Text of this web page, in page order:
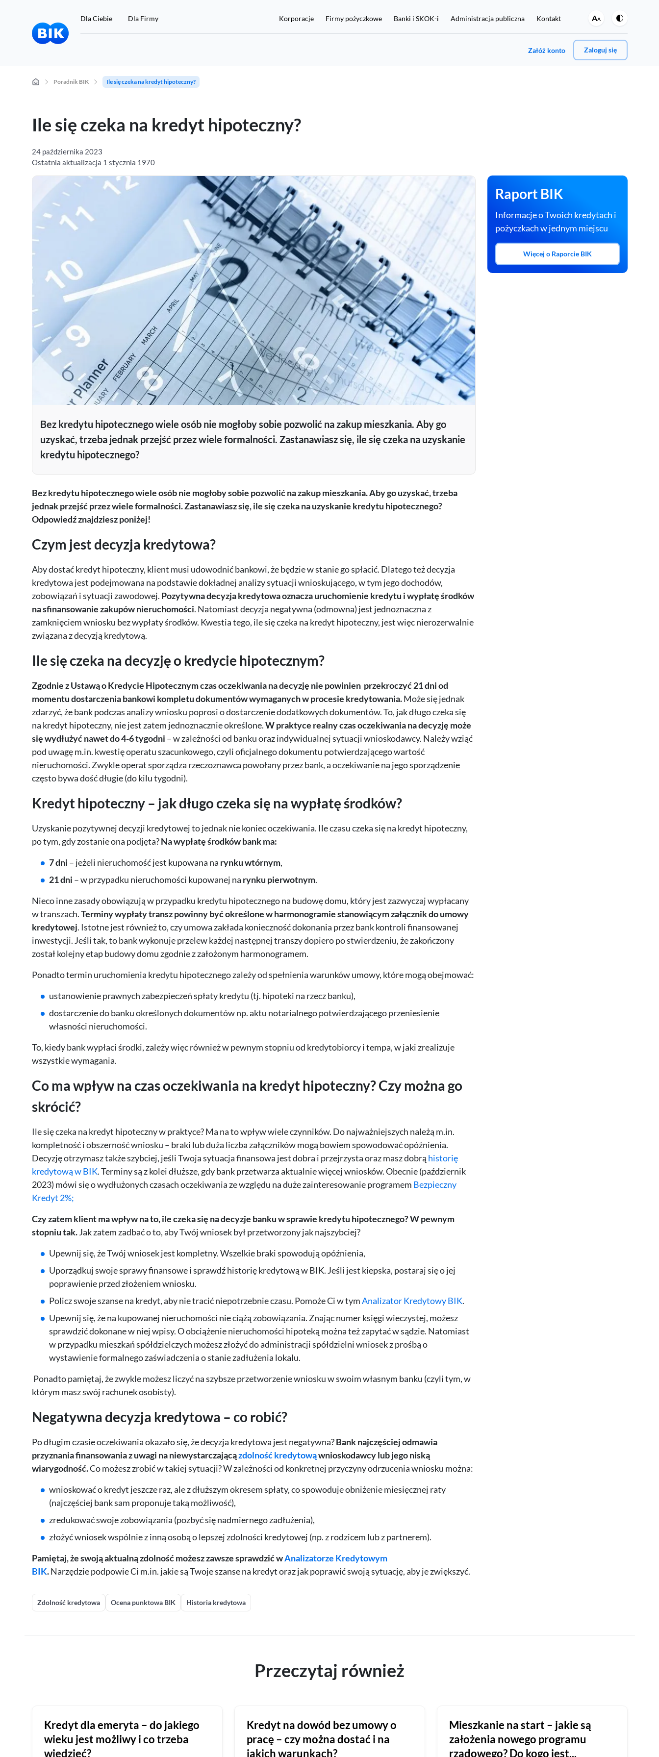
Dla Ciebie Dla Firmy Korporacje Firmy pożyczkowe Banki i SKOK-i Administracja publiczna Kontakt AA
Załóż konto Zaloguj się
Jeśli nie masz konta w BIK, a chcesz sprawdzić swoje dane w
Jeśli nie masz konta w BIK, a chcesz chronić się przed
Przygotuj aplikację mObywatel lub dane z dokumentu tożsamości, w tym numer PESEL.
Poradnik BIK Ile się czeka na kredyt hipoteczny?
Ile się czeka na kredyt hipoteczny?
24 października 2023
Ostatnia aktualizacja 1 stycznia 1970
Bez kredytu hipotecznego wiele osób nie mogłoby sobie pozwolić na zakup mieszkania. Aby go
uzyskać, trzeba jednak przejść przez wiele formalności. Zastanawiasz się, ile się czeka na uzyskanie
kredytu hipotecznego?
Bez kredytu hipotecznego wiele osób nie mogłoby sobie pozwolić na zakup mieszkania. Aby go uzyskać, trzeba
jednak przejść przez wiele formalności. Zastanawiasz się, ile się czeka na uzyskanie kredytu hipotecznego?
Odpowiedź znajdziesz poniżej!
Czym jest decyzja kredytowa?
Aby dostać kredyt hipoteczny, klient musi udowodnić bankowi, że będzie w stanie go spłacić. Dlatego też decyzja
kredytowa jest podejmowana na podstawie dokładnej analizy sytuacji wnioskującego, w tym jego dochodów,
zobowiązań i sytuacji zawodowej. Pozytywna decyzja kredytowa oznacza uruchomienie kredytu i wypłatę środków
na sfinansowanie zakupów nieruchomości. Natomiast decyzja negatywna (odmowna) jest jednoznaczna z
zamknięciem wniosku bez wypłaty środków. Kwestia tego, ile się czeka na kredyt hipoteczny, jest więc nierozerwalnie
związana z decyzją kredytową.
Ile się czeka na decyzję o kredycie hipotecznym?
Zgodnie z Ustawą o Kredycie Hipotecznym czas oczekiwania na decyzję nie powinien przekroczyć 21 dni od
momentu dostarczenia bankowi kompletu dokumentów wymaganych w procesie kredytowania.Może się jednak
zdarzyć, że bank podczas analizy wniosku poprosi o dostarczenie dodatkowych dokumentów. To, jak długo czeka się
na kredyt hipoteczny, nie jest zatem jednoznacznie określone.W praktyce realny czas oczekiwania na decyzję może
się wydłużyć nawet do 4-6 tygodni – w zależności od banku oraz indywidualnej sytuacji wnioskodawcy. Należy wziąć
pod uwagę m.in. kwestię operatu szacunkowego, czyli oficjalnego dokumentu potwierdzającego wartość
nieruchomości. Zwykle operat sporządza rzeczoznawca powołany przez bank, a oczekiwanie na jego sporządzenie
często bywa dość długie (do kilu tygodni).
Kredyt hipoteczny – jak długo czeka się na wypłatę środków?
Uzyskanie pozytywnej decyzji kredytowej to jednak nie koniec oczekiwania. Ile czasu czeka się na kredyt hipoteczny,
po tym, gdy zostanie ona podjęta?Na wypłatę środków bank ma:
7 dni – jeżeli nieruchomość jest kupowana na rynku wtórnym,
21 dni – w przypadku nieruchomości kupowanej na rynku pierwotnym.
Nieco inne zasady obowiązują w przypadku kredytu hipotecznego na budowę domu, który jest zazwyczaj wypłacany
w transzach.Terminy wypłaty transz powinny być określone w harmonogramie stanowiącym załącznik do umowy
kredytowej. Istotne jest również to, czy umowa zakłada konieczność dokonania przez bank kontroli finansowanej
inwestycji. Jeśli tak, to bank wykonuje przelew każdej następnej transzy dopiero po stwierdzeniu, że zakończony
został kolejny etap budowy domu zgodnie z założonym harmonogramem.
Ponadto termin uruchomienia kredytu hipotecznego zależy od spełnienia warunków umowy, które mogą obejmować:
ustanowienie prawnych zabezpieczeń spłaty kredytu (tj. hipoteki na rzecz banku),
dostarczenie do banku określonych dokumentów np. aktu notarialnego potwierdzającego przeniesienie
własności nieruchomości.
To, kiedy bank wypłaci środki, zależy więc również w pewnym stopniu od kredytobiorcy i tempa, w jaki zrealizuje
wszystkie wymagania.
Co ma wpływ na czas oczekiwania na kredyt hipoteczny? Czy można go
skrócić?
Ile się czeka na kredyt hipoteczny w praktyce? Ma na to wpływ wiele czynników. Do najważniejszych należą m.in.
kompletność i obszerność wniosku – braki lub duża liczba załączników mogą bowiem spowodować opóźnienia.
Decyzję otrzymasz także szybciej, jeśli Twoja sytuacja finansowa jest dobra i przejrzysta oraz masz dobrą historię
kredytową w BIK. Terminy są z kolei dłuższe, gdy bank przetwarza aktualnie więcej wniosków. Obecnie (październik
2023) mówi się o wydłużonych czasach oczekiwania ze względu na duże zainteresowanie programem Bezpieczny
Kredyt 2%;
Czy zatem klient ma wpływ na to,ile czeka się na decyzje banku w sprawie kredytu hipotecznego? W pewnym
stopniu tak.Jak zatem zadbać o to, aby Twój wniosek był przetworzony jak najszybciej?
Upewnij się, że Twój wniosek jest kompletny. Wszelkie braki spowodują opóźnienia,
Uporządkuj swoje sprawy finansowe i sprawdź historię kredytową w BIK. Jeśli jest kiepska, postaraj się o jej
poprawienie przed złożeniem wniosku.
Policz swoje szanse na kredyt, aby nie tracić niepotrzebnie czasu. Pomoże Ci w tymAnalizator Kredytowy BIK.
Upewnij się, że na kupowanej nieruchomości nie ciążą zobowiązania. Znając numer księgi wieczystej, możesz
sprawdzić dokonane w niej wpisy. O obciążenie nieruchomości hipoteką można też zapytać w sądzie. Natomiast
w przypadku mieszkań spółdzielczych możesz złożyć do administracji spółdzielni wniosek z prośbą o
wystawienie formalnego zaświadczenia o stanie zadłużenia lokalu.
Ponadto pamiętaj, że zwykle możesz liczyć na szybsze przetworzenie wniosku w swoim własnym banku (czyli tym, w
którym masz swój rachunek osobisty).
Negatywna decyzja kredytowa – co robić?
Po długim czasie oczekiwania okazało się, że decyzja kredytowa jest negatywna?Bank najczęściej odmawia
przyznania finansowania z uwagi na niewystarczającązdolność kredytowąwnioskodawcy lub jego niską
wiarygodność.Co możesz zrobić w takiej sytuacji? W zależności od konkretnej przyczyny odrzucenia wniosku można:
wnioskować o kredyt jeszcze raz, ale z dłuższym okresem spłaty, co spowoduje obniżenie miesięcznej raty
(najczęściej bank sam proponuje taką możliwość),
zredukować swoje zobowiązania (pozbyć się nadmiernego zadłużenia),
złożyć wniosek wspólnie z inną osobą o lepszej zdolności kredytowej (np. z rodzicem lub z partnerem).
Pamiętaj, że swoją aktualną zdolność możesz zawsze sprawdzić wAnalizatorze Kredytowym
BIK.Narzędzie podpowie Ci m.in. jakie są Twoje szanse na kredyt oraz jak poprawić swoją sytuację, aby je zwiększyć.
Zdolność kredytowa Ocena punktowa BIK Historia kredytowa
Raport BIK
Informacje o Twoich kredytach i
pożyczkach w jednym miejscu
Więcej o Raporcie BIK
Przeczytaj również
Kredyt dla emeryta – do jakiego
wieku jest możliwy i co trzeba
wiedzieć?
Kredyt na dowód bez umowy o
pracę – czy można dostać i na
jakich warunkach?
Mieszkanie na start – jakie są
założenia nowego programu
rządowego? Do kogo jest...